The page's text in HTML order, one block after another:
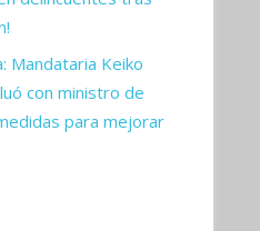
Mandataria Keiko
con ministro de
para mejorar